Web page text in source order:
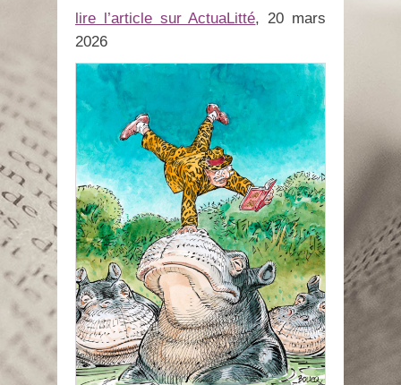
lire l’article sur ActuaLitté, 20 mars
2026